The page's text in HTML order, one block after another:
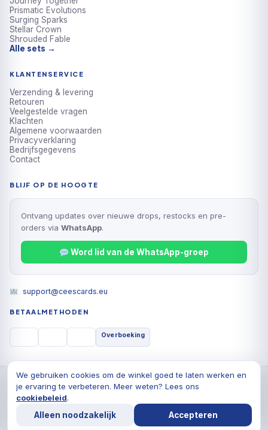
Prismatic Evolutions
Surging Sparks
Stellar Crown
Shrouded Fable
Alle sets →
KLANTENSERVICE
Verzending & levering
Retouren
Veelgestelde vragen
Klachten
Algemene voorwaarden
Privacyverklaring
Bedrijfsgegevens
Contact
BLIJF OP DE HOOGTE
Ontvang updates over nieuwe drops, restocks en pre-
orders via WhatsApp.
Word lid van de WhatsApp-groep
support@ceescards.eu
BETAALMETHODEN
Overboeking
© 2026 Cees Cards B.V., Alle rechten voorbehouden
PrivacyverklaringAlgemene voorwaarden Cookiebeleid
We gebruiken cookies om de winkel goed te laten werken en
je ervaring te verbeteren. Meer weten? Lees ons
cookiebeleid.
Alleen noodzakelijk
Accepteren
De waardering van ceescards.eu/ bijWebwinkelKeur